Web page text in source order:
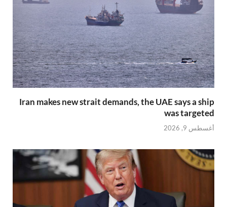
Iran makes new strait demands, the UAE says a ship
was targeted
أغسطس 9, 2026